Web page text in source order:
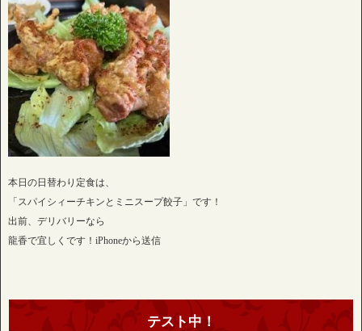
本日の日替わり定食は、
「スパイシィーチキンとミニスープ餃子」です！
出前、デリバリーなら
龍香で宜しくです！iPhoneから送信
テスト中！